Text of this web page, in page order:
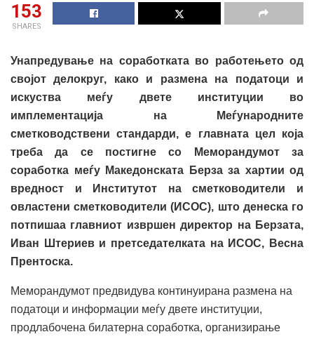
153
SHARES
Унапредување на соработката во работењето од
својот делокруг, како и размена на податоци и
искуства меѓу двете институции во
имплементација на Меѓународните
сметководствени стандарди, е главната цел која
треба да се постигне со Меморандумот за
соработка меѓу Македонската Берза за хартии од
вредност и Институтот на сметководители и
овластени сметководители (ИСОС), што денеска го
потпишаа главниот извршен директор на Берзата,
Иван Штериев и претседателката на ИСОС, Весна
Прентоска.
Меморандумот предвидува континуирана размена на
податоци и информации меѓу двете институции,
продлабочена билатерна соработка, организирање